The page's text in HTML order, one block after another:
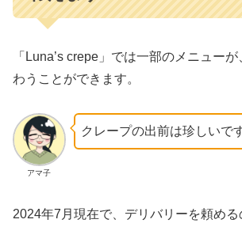
「Luna’s crepe」では一部のメニュー
わうことができます。
アマ子
クレープの出前は珍しいで
2024年7月現在で、デリバリーを頼める